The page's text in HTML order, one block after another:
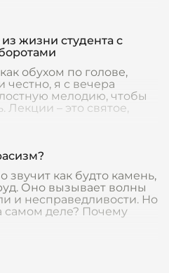
жизни студента с
обухом по голове,
честно, я с вечера
мелодию, чтобы
Лекции – это святое,
звучит как будто камень,
Оно вызывает волны
и несправедливости. Но
самом деле? Почему